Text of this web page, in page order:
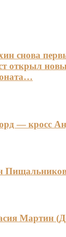
снова
открыл
— кросс
Мартин